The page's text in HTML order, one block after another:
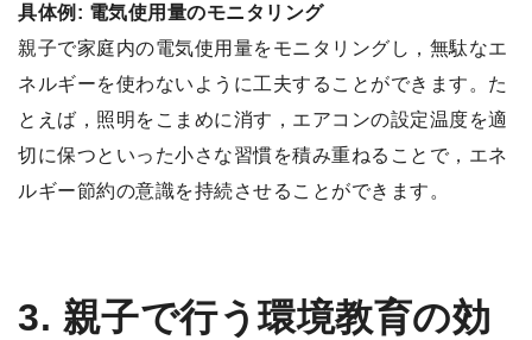
具体例: 電気使用量のモニタリング
親子で家庭内の電気使用量をモニタリングし，無駄なエ
ネルギーを使わないように工夫することができます。た
とえば，照明をこまめに消す，エアコンの設定温度を適
切に保つといった小さな習慣を積み重ねることで，エネ
ルギー節約の意識を持続させることができます。
3. 親子で行う環境教育の効